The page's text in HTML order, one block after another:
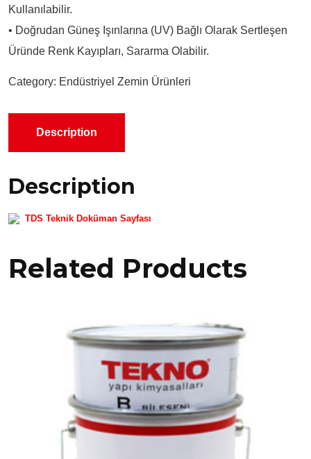
Kullanılabilir.
• Doğrudan Güneş Işınlarına (UV) Bağlı Olarak Sertleşen
Üründe Renk Kayıpları, Sararma Olabilir.
Category: Endüstriyel Zemin Ürünleri
Description
Description
TDS Teknik Doküman Sayfası
Related Products